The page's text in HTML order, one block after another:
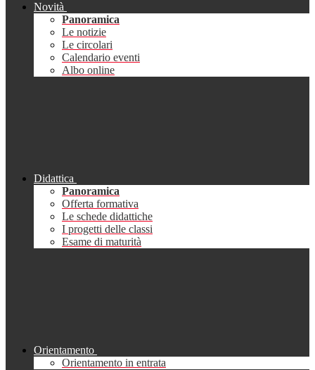
Novità
Panoramica
Le notizie
Le circolari
Calendario eventi
Albo online
Didattica
Panoramica
Offerta formativa
Le schede didattiche
I progetti delle classi
Esame di maturità
Orientamento
Orientamento in entrata